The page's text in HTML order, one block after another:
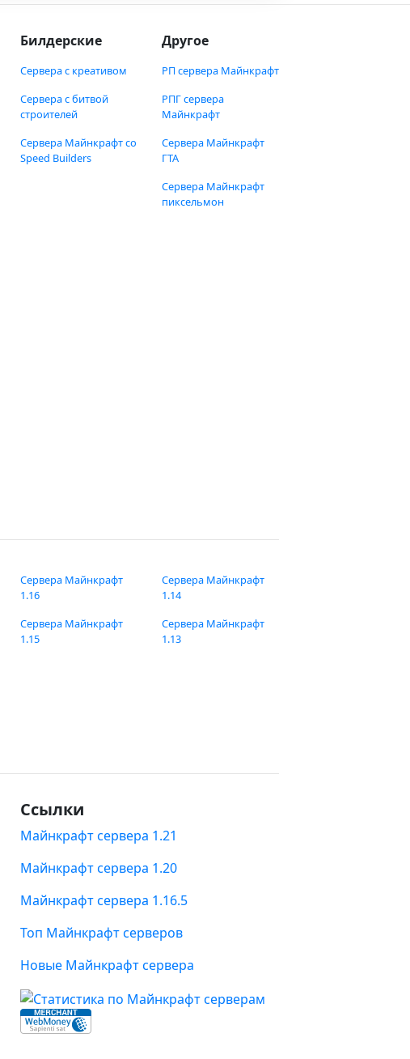
Билдерские
Сервера с креативом
Сервера с битвой
строителей
Сервера Майнкрафт со
Speed Builders
Другое
РП сервера Майнкрафт
РПГ сервера
Майнкрафт
Сервера Майнкрафт
ГТА
Сервера Майнкрафт
пиксельмон
Сервера Майнкрафт
1.16
Сервера Майнкрафт
1.15
Сервера Майнкрафт
1.14
Сервера Майнкрафт
1.13
Ссылки
Майнкрафт сервера 1.21
Майнкрафт сервера 1.20
Майнкрафт сервера 1.16.5
Топ Майнкрафт серверов
Новые Майнкрафт сервера